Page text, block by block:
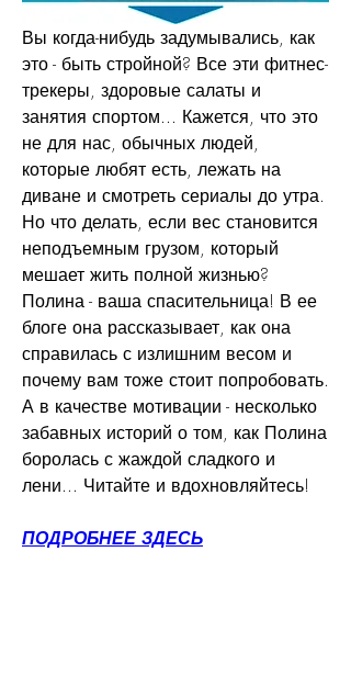
Вы когда-нибудь задумывались, как
это - быть стройной? Все эти фитнес-
трекеры, здоровые салаты и
занятия спортом... Кажется, что это
не для нас, обычных людей,
которые любят есть, лежать на
диване и смотреть сериалы до утра.
Но что делать, если вес становится
неподъемным грузом, который
мешает жить полной жизнью?
Полина - ваша спасительница! В ее
блоге она рассказывает, как она
справилась с излишним весом и
почему вам тоже стоит попробовать.
А в качестве мотивации - несколько
забавных историй о том, как Полина
боролась с жаждой сладкого и
лени... Читайте и вдохновляйтесь!
ПОДРОБНЕЕ ЗДЕСЬ